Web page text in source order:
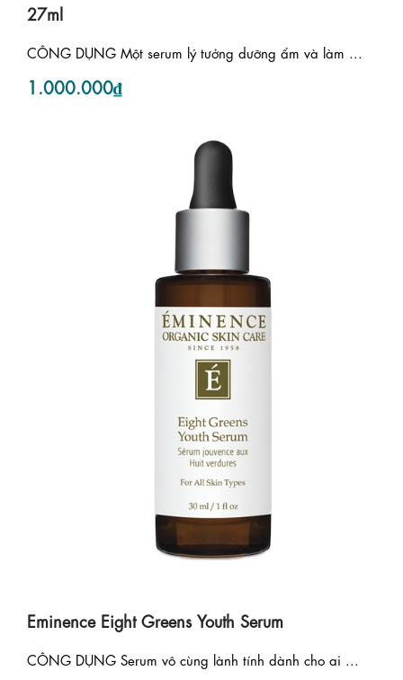
27ml
CÔNG DỤNG Một serum lý tưởng dưỡng ẩm và làm ...
1.000.000₫
Eminence Eight Greens Youth Serum
CÔNG DỤNG Serum vô cùng lành tính dành cho ai ...